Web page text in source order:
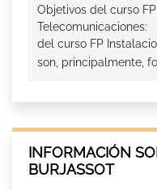
Objetivos del curso
del curso FP
son, principalmente,
INFORMACIÓN
BURJASSOT